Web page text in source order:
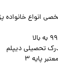
انواع خانواده
تحصیلی دیپلم
پایه 3